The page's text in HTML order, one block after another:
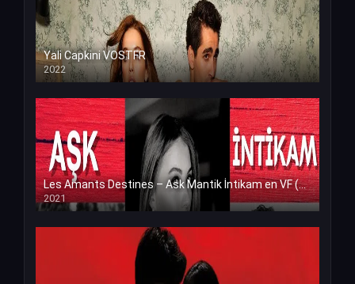
Yali Capkini VOSTFR
2022
Les Amants Destines – Ask Mantik İntikam en VF (Voix Francaise)
2021